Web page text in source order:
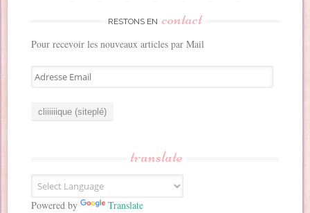
RESTONS EN contact
Pour recevoir les nouveaux articles par Mail
A
d
E
m
a
translate
Powered by Translate